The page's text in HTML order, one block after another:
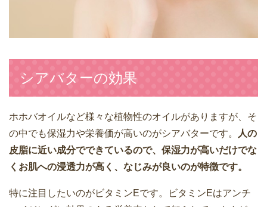
シアバターの効果
ホホバオイルなど様々な植物性のオイルがありますが、そ
の中でも保湿力や栄養価が高いのがシアバターです。
人の
皮脂に近い成分でできているので、保湿力が高いだけでな
くお肌への浸透力が高く、なじみが良いのが特徴です。
特に注目したいのがビタミンEです。ビタミンEはアンチ